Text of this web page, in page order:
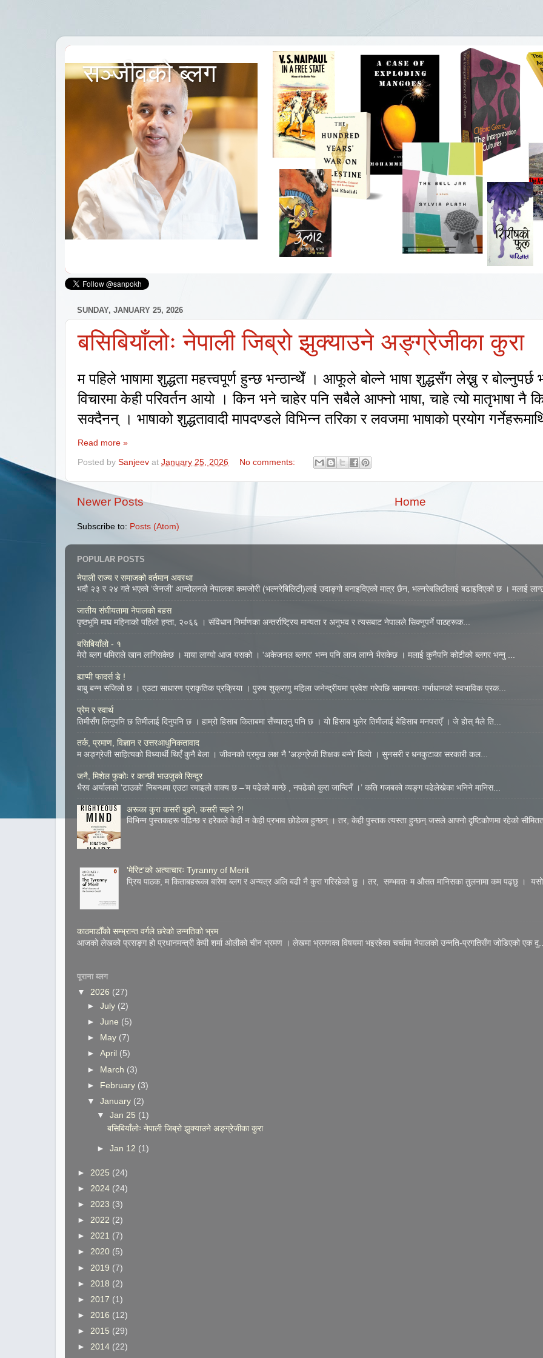
सञ्जीवको ब्लग
SUNDAY, JANUARY 25, 2026
बसिबियाँलोः नेपाली जिब्रो झुक्याउने अङ्ग्रेजीका कुरा
म पहिले भाषामा शुद्धता महत्त्वपूर्ण हुन्छ भन्ठान्थेँ । आफूले बोल्ने भाषा शुद्धसँग लेख्नु र बोल्नुपर्छ
विचारमा केही परिवर्तन आयो । किन भने चाहेर पनि सबैले आफ्नो भाषा,चाहे त्यो मातृभाषा नै
सक्दैनन् । भाषाको शुद्धतावादी मापदण्डले विभिन्न तरिका र लवजमा भाषाको प्रयोग
Read more »
Posted by Sanjeev at January 25, 2026 No comments:
Newer Posts Home
Subscribe to: Posts (Atom)
POPULAR POSTS
नेपाली राज्य र समाजको वर्तमान अवस्था
भदौ २३ र २४ गते भएको ‘जेनजी’ आन्दोलनले नेपालका कमजोरी (भल्नरेबिलिटी)लाई उदाङ्गो बनाइदिएको मात्र छैन, भल्नरेबलिटीलाई बढाइदिएको छ । मलाई
जातीय संघीयतामा नेपालको बहस
पृष्ठभूमि माघ महिनाको पहिलो हप्ता, २०६६ । संविधान निर्माणका अन्तर्राष्ट्रिय मान्यता र अनुभव र त्यसबाट नेपालले सिक्नुपर्ने पाठहरूक...
बसिबियाँलो - १
मेरो ब्लग धमिराले खान लागिसकेछ । माया लाग्यो आज यसको । 'अकेजनल ब्लगर' भन्न पनि लाज लाग्ने भैसकेछ । मलाई कुनैपनि कोटीको ब्लगर भन्नु ...
ह्याप्पी फादर्स डे !
बाबु बन्न सजिलो छ । एउटा साधारण प्राकृतिक प्रक्रिया । पुरुष शुक्राणु महिला जनेन्द्रीयमा प्रवेश गरेपछि सामान्यतः गर्भाधानको स्वभाविक प्रक...
प्रेम र स्वार्थ
तिमीसँग लिनुपनि छ तिमीलाई दिनुपनि छ । हाम्रो हिसाब किताबमा सँच्याउनु पनि छ । यो हिसाब भुलेर तिमीलाई बेहिसाब मनपराएँ । जे होस् मैले ति...
तर्क, प्रमाण, विज्ञान र उत्तरआधुनिकतावाद
म अङ्ग्रेजी साहित्यको विध्यार्थी थिएँ कुनै बेला । जीवनको प्रमुख लक्ष नै 'अङ्ग्रेजी शिक्षक बन्ने' थियो । सुनसरी र धनकुटाका सरकारी कल...
जनै, मिशेल फुकोः र कान्छी भाउजुको सिन्दुर
भैरव अर्यालको 'टाउको' निबन्धमा एउटा रमाइलो वाक्य छ –‘म पढेको मान्छे , नपढेको कुरा जान्दिनँ ।’ कति गजबको व्यङ्ग पढेलेखेका भनिने मानिस...
अरूका कुरा कसरी बुझ्ने, कसरी सहने ?!
विभिन्न पुस्तकहरू पढिन्छ र हरेकले केही न केही प्रभाव छोडेका हुन्छन् । तर, केही पुस्तक त्यस्ता हुन्छन् जसले आफ्नो दृष्टिकोणमा रहेको
'मेरिट'को अत्याचारः Tyranny of Merit
प्रिय पाठक, म किताबहरूका बारेमा ब्लग र अन्यत्र अलि बढी नै कुरा गरिरहेको छु । तर, सम्भवतः म औसत मानिसका तुलनामा कम पढ्छु ।
काठमाडौँको सम्भ्रान्त वर्गले छरेको उन्नतिको भ्रम
आजको लेखको प्रसङ्ग हो प्रधानमन्त्री केपी शर्मा ओलीको चीन भ्रमण । लेखमा भ्रमणका विषयमा भइरहेका चर्चामा नेपालको उन्नति-प्रगतिसँग जोडिएको एक
पूराना ब्लग
▼ 2026 (27)
►July (2)
►June (5)
►
May (7)
►April (5)
► March (3)
► February (3)
▼January (2)
▼Jan 25 (1)
बसिबियाँलोः नेपाली जिब्रो झुक्याउने अङ्ग्रेजीका कुरा
►Jan 12 (1)
► 2025 (24)
► 2024 (24)
► 2023 (3)
► 2022 (2)
► 2021 (7)
► 2020 (5)
► 2019 (7)
► 2018 (2)
► 2017 (1)
► 2016 (12)
► 2015 (29)
► 2014 (22)